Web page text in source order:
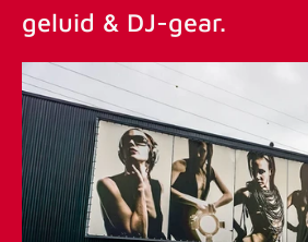
geluid & DJ-gear.